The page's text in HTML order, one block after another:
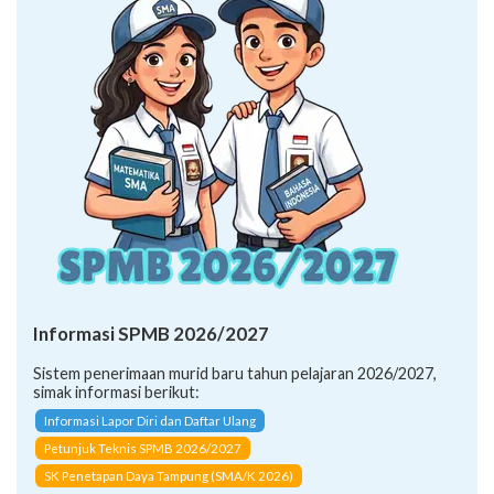
Informasi SPMB 2026/2027
Sistem penerimaan murid baru tahun pelajaran 2026/2027,
simak informasi berikut:
Informasi Lapor Diri dan Daftar Ulang
Petunjuk Teknis SPMB 2026/2027
SK Penetapan Daya Tampung (SMA/K 2026)